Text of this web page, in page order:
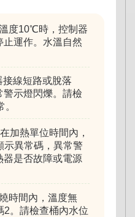
度10℃時，控制器
運作。水溫自然
線短路或脫落
警示燈閃爍。請檢
加熱單位時間內，
異常碼，異常警
器是否故障或電源
時間內，溫度無
。請檢查桶內水位